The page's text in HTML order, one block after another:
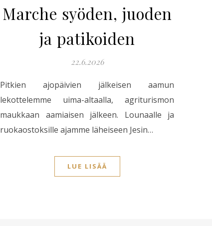
Marche syöden, juoden
ja patikoiden
22.6.2026
Pitkien ajopäivien jälkeisen aamun
lekottelemme uima-altaalla, agriturismon
maukkaan aamiaisen jälkeen. Lounaalle ja
ruokaostoksille ajamme läheiseen Jesin…
LUE LISÄÄ